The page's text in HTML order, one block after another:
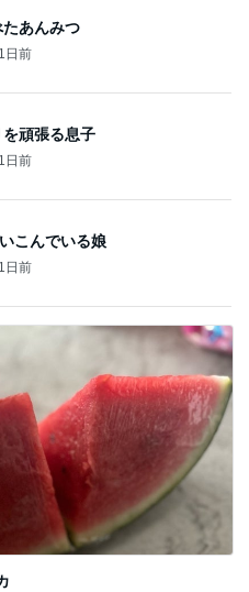
あんみつ
1日前
頑張る息子
1日前
こんでいる娘
1日前